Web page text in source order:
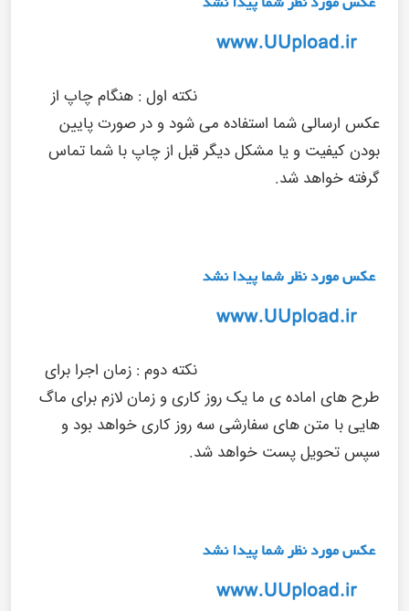
نکته اول : هنگام چاپ از
عکس ارسالی شما استفاده می شود و در صورت پایین
بودن کیفیت و یا مشکل دیگر قبل از چاپ با شما تماس
گرفته خواهد شد.
نکته دوم : زمان اجرا برای
طرح های اماده ی ما یک روز کاری و زمان لازم برای ماگ
هایی با متن های سفارشی سه روز کاری خواهد بود و
سپس تحویل پست خواهد شد.